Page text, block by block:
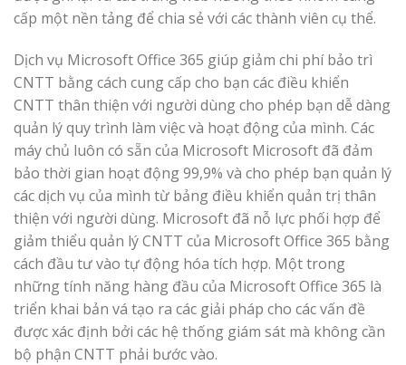
cấp một nền tảng để chia sẻ với các thành viên cụ thể.
Dịch vụ Microsoft Office 365 giúp giảm chi phí bảo trì
CNTT bằng cách cung cấp cho bạn các điều khiển
CNTT thân thiện với người dùng cho phép bạn dễ dàng
quản lý quy trình làm việc và hoạt động của mình. Các
máy chủ luôn có sẵn của Microsoft Microsoft đã đảm
bảo thời gian hoạt động 99,9% và cho phép bạn quản lý
các dịch vụ của mình từ bảng điều khiển quản trị thân
thiện với người dùng. Microsoft đã nỗ lực phối hợp để
giảm thiểu quản lý CNTT của Microsoft Office 365 bằng
cách đầu tư vào tự động hóa tích hợp. Một trong
những tính năng hàng đầu của Microsoft Office 365 là
triển khai bản vá tạo ra các giải pháp cho các vấn đề
được xác định bởi các hệ thống giám sát mà không cần
bộ phận CNTT phải bước vào.